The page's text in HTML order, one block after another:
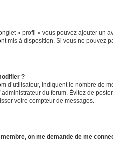
« profil » vous pouvez ajouter un
mis à disposition. Si vous ne pouvez
?
d’utilisateur, indiquent le nombre de
du forum. Évitez de
votre compteur de messages.
membre, on me demande de me